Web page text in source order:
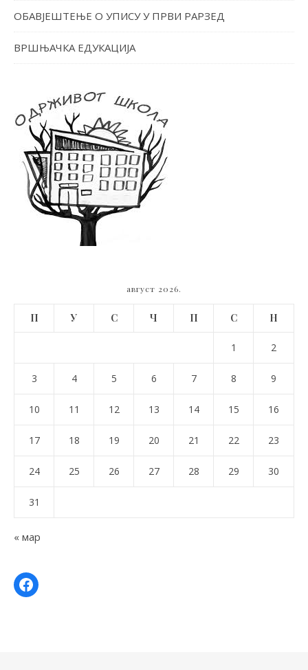
ОБАВЈЕШТЕЊЕ О УПИСУ У ПРВИ РАРЗЕД
ВРШЊАЧКА ЕДУКАЦИЈА
август 2026.
П У С Ч П С Н
1 2
3 4 5 6 7 8 9
10 11 12 13 14 15 16
17 18 19 20 21 22 23
24 25 26 27 28 29 30
31
« мар